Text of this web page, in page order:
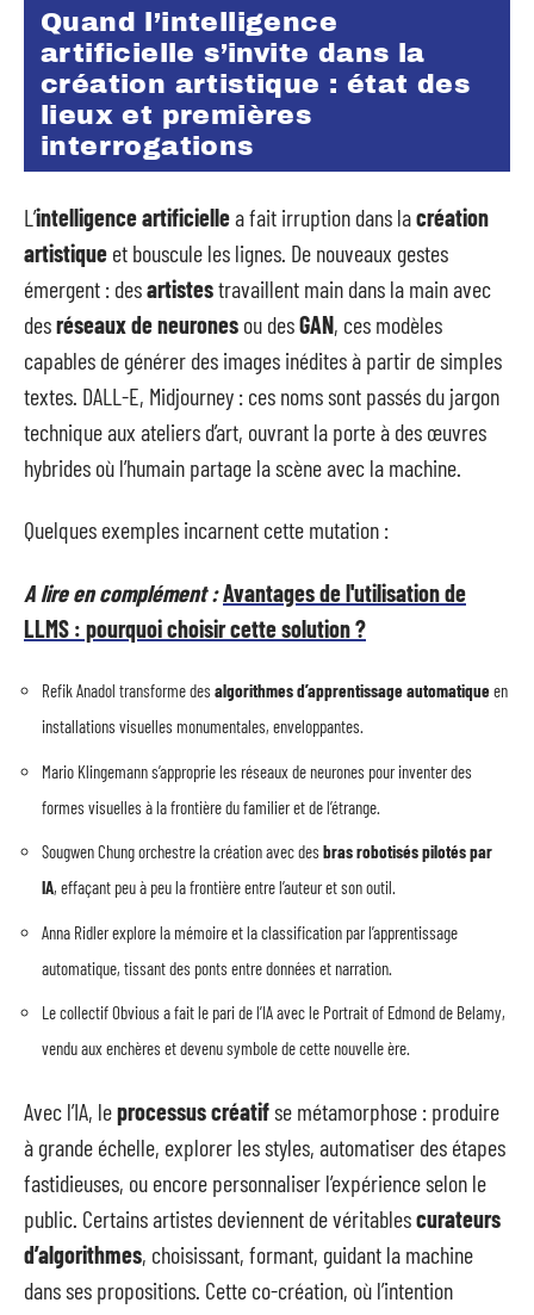
Quand l’intelligence
artificielle s’invite dans la
création artistique : état des
lieux et premières
interrogations
L’intelligence artificiellea fait irruption dans lacréation
artistique et bouscule les lignes. De nouveaux gestes
émergent : desartistestravaillent main dans la main avec
desréseaux de neurones ou desGAN, ces modèles
capables de générer des images inédites à partir de simples
textes. DALL-E, Midjourney : ces noms sont passés du jargon
technique aux ateliers d’art, ouvrant la porte à des œuvres
hybrides où l’humain partage la scène avec la machine.
Quelques exemples incarnent cette mutation :
A lire en complément :Avantages de l'utilisation de
LLMS : pourquoi choisir cette solution ?
Refik Anadol transforme des algorithmes d’apprentissage automatiqueen
installations visuelles monumentales, enveloppantes.
Mario Klingemann s’approprie les réseaux de neurones pour inventer des
formes visuelles à la frontière du familier et de l’étrange.
Sougwen Chung orchestre la création avec des bras robotisés pilotés par
IA, effaçant peu à peu la frontière entre l’auteur et son outil.
Anna Ridler explore la mémoire et la classification par l’apprentissage
automatique, tissant des ponts entre données et narration.
Le collectif Obvious a fait le pari de l’IA avec le Portrait of Edmond de Belamy,
vendu aux enchères et devenu symbole de cette nouvelle ère.
Avec l’IA, leprocessus créatifse métamorphose : produire
à grande échelle, explorer les styles, automatiser des étapes
fastidieuses, ou encore personnaliser l’expérience selon le
public. Certains artistes deviennent de véritablescurateurs
d’algorithmes, choisissant, formant, guidant la machine
dans ses propositions. Cette co-création, où l’intention